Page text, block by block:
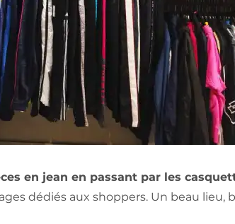
en jean en passant par les
dédiés aux shoppers. Un beau lieu,